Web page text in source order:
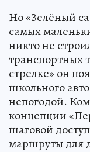
Но «Зелёный
самых
никто не
транспортных
стрелке» он
школьного
непогодой.
концепции
шаговой
маршруты для